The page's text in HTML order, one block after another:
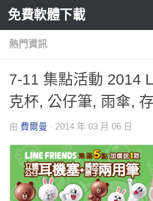
Skip to content
免費軟體下載
熱門資訊
7-11 集點活動 2014
克杯, 公仔筆, 雨傘,
由 費爾曼 · 2014 年 03 月 06 日